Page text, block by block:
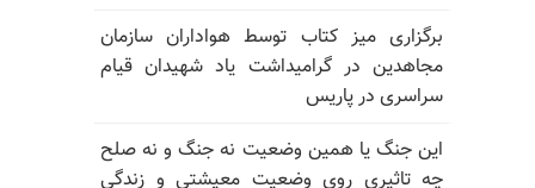
برگزاری میز کتاب توسط هواداران سازمان
مجاهدین در گرامیداشت یاد شهیدان قیام
سراسری در پاریس
این جنگ یا همین وضعیت نه جنگ و نه صلح
چه تاثیری روی وضعیت معیشتی و زندگی